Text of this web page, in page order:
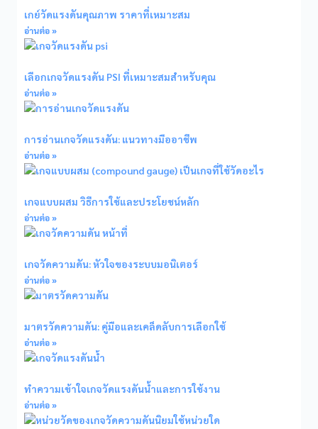
เกย์วัดแรงดันคุณภาพ ราคาที่เหมาะสม
อ่านต่อ »
เลือกเกจวัดแรงดัน PSI ที่เหมาะสมสำหรับคุณ
อ่านต่อ »
การอ่านเกจวัดแรงดัน: แนวทางมืออาชีพ
อ่านต่อ »
เกจแบบผสม วิธีการใช้และประโยชน์หลัก
อ่านต่อ »
เกจวัดความดัน: หัวใจของระบบมอนิเตอร์
อ่านต่อ »
มาตรวัดความดัน: คู่มือและเคล็ดลับการเลือกใช้
อ่านต่อ »
ทำความเข้าใจเกจวัดแรงดันน้ำและการใช้งาน
อ่านต่อ »